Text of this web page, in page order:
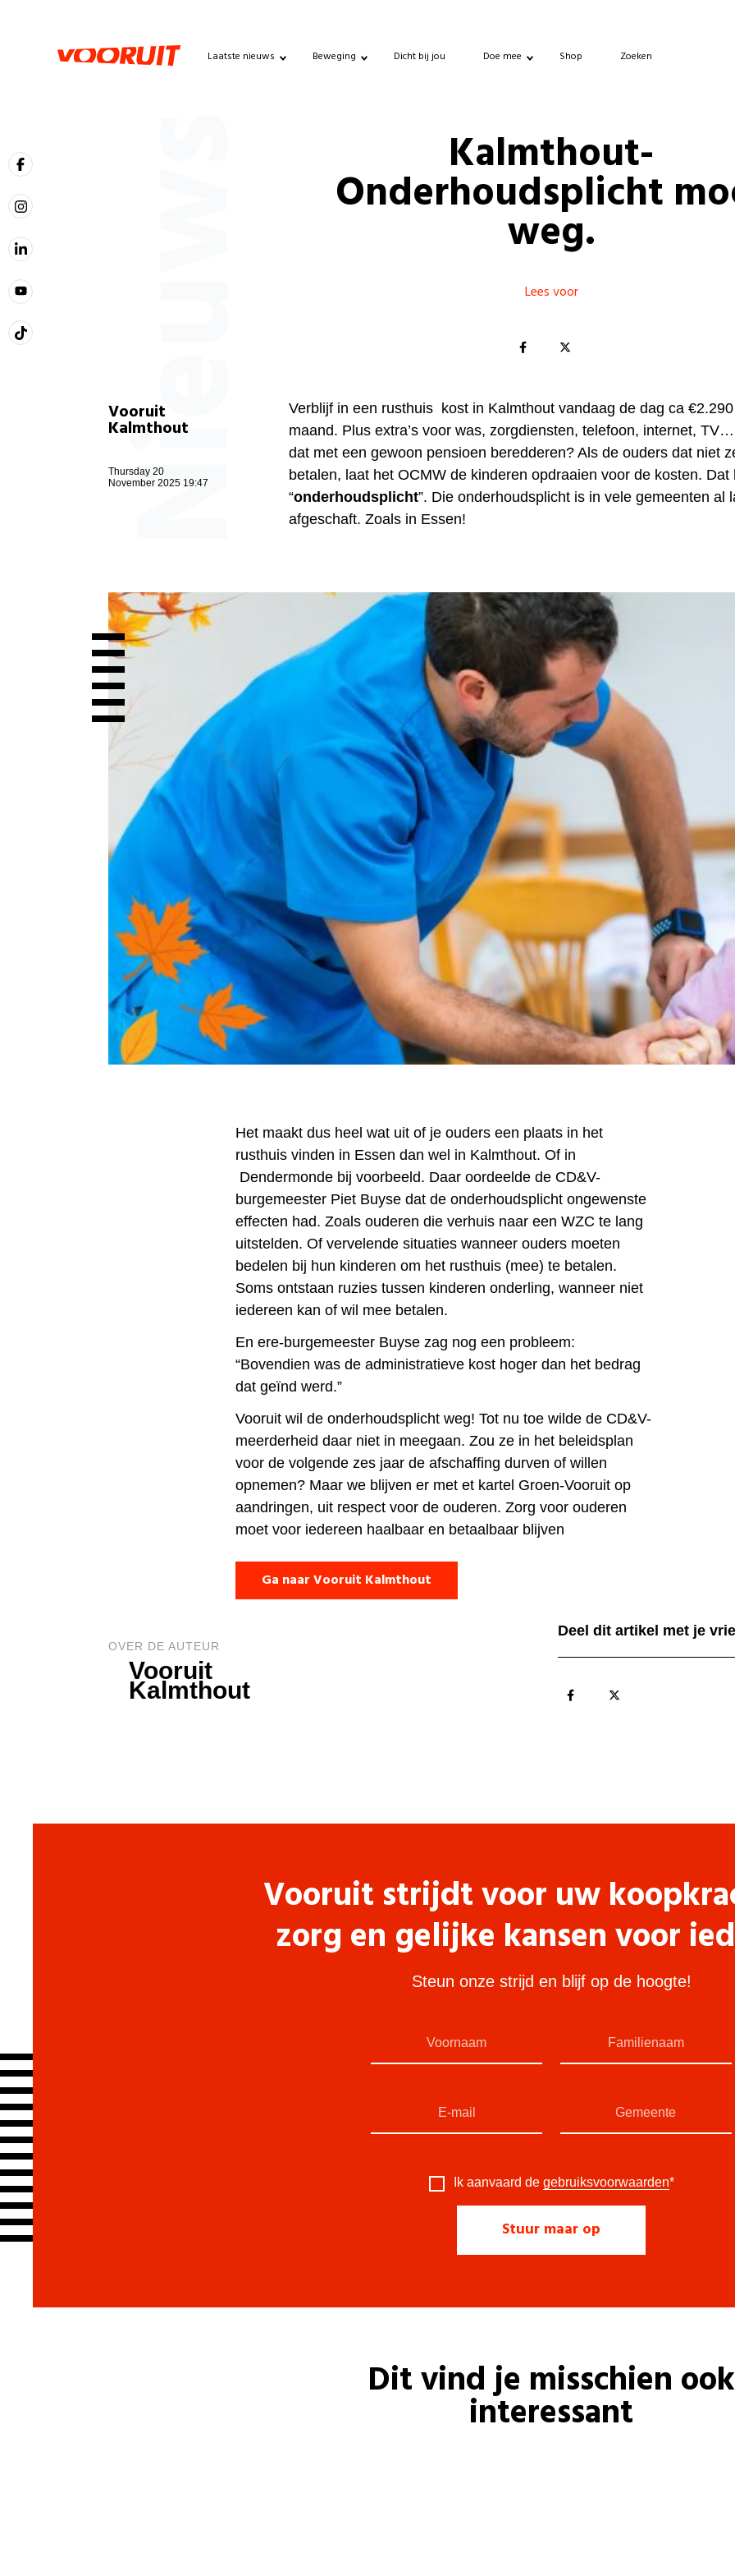
Laatste nieuws Beweging Dicht bij jou Doe mee Shop Zoeken
Nieuws Kalmthout-
Onderhoudsplicht
weg.
Lees voor
Vooruit
Kalmthout
Thursday 20
November 2025 19:47
Verblijf in een rusthuis kost in Kalmthout vandaag de dag ca
maand. Plus extra’s voor was, zorgdiensten, telefoon, internet,
dat met een gewoon pensioen beredderen? Als de ouders dat niet
betalen, laat het OCMW de kinderen opdraaien voor de kosten. Dat
“onderhoudsplicht”. Die onderhoudsplicht is in vele gemeenten al
afgeschaft. Zoals in Essen!
Het maakt dus heel wat uit of je ouders een plaats in het
rusthuis vinden in Essen dan wel in Kalmthout. Of in
Dendermonde bij voorbeeld. Daar oordeelde de CD&V-
burgemeester Piet Buyse dat de onderhoudsplicht ongewenste
effecten had. Zoals ouderen die verhuis naar een WZC te lang
uitstelden. Of vervelende situaties wanneer ouders moeten
bedelen bij hun kinderen om het rusthuis (mee) te betalen.
Soms ontstaan ruzies tussen kinderen onderling, wanneer niet
iedereen kan of wil mee betalen.
En ere-burgemeester Buyse zag nog een probleem:
“Bovendien was de administratieve kost hoger dan het bedrag
dat geïnd werd.”
Vooruit wil de onderhoudsplicht weg! Tot nu toe wilde de CD&V-
meerderheid daar niet in meegaan. Zou ze in het beleidsplan
voor de volgende zes jaar de afschaffing durven of willen
opnemen? Maar we blijven er met et kartel Groen-Vooruit op
aandringen, uit respect voor de ouderen. Zorg voor ouderen
moet voor iedereen haalbaar en betaalbaar blijven
Ga naar Vooruit Kalmthout
OVER DE AUTEUR
Vooruit
Kalmthout
Deel dit artikel met je
Vooruit strijdt voor uw
zorg en gelijke kansen voor
Steun onze strijd en blijf op de hoogte!
Ik aanvaard de gebruiksvoorwaarden*
Dit vind je misschien ook
interessant